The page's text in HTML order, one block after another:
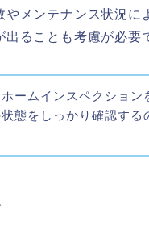
やメンテナンス状況に
出ることも考慮が必要
ームインスペクション
態をしっかり確認する